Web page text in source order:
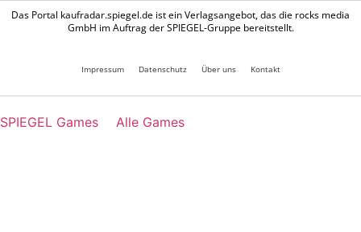
Das Portal kaufradar.spiegel.de ist ein Verlagsangebot, das die rocks media
GmbH im Auftrag der SPIEGEL-Gruppe bereitstellt.
Impressum Datenschutz Über uns Kontakt
SPIEGEL Games Alle Games